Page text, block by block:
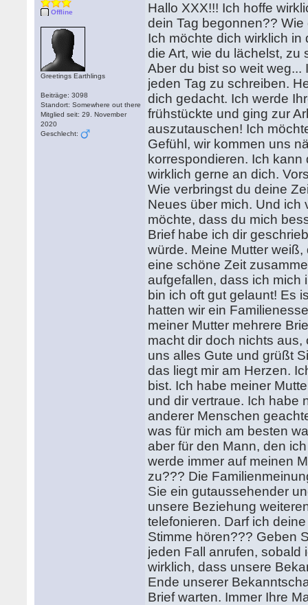
Offline
Greetings Earthlings
Beiträge: 3098
Standort: Somewhere out there
Mitglied seit: 29. November
2020
Geschlecht:
Hallo XXX!!! Ich hoffe
dein Tag begonnen??
Ich möchte dich wirklich
die Art, wie du lächelst,
Aber du bist so weit weg...
jeden Tag zu schreiben.
dich gedacht. Ich werde
frühstückte und ging zur
auszutauschen! Ich
Gefühl, wir kommen uns
korrespondieren. Ich
wirklich gerne an dich.
Wie verbringst du deine
Neues über mich. Und ich
möchte, dass du mich
Brief habe ich dir
würde. Meine Mutter
eine schöne Zeit
aufgefallen, dass ich mich
bin ich oft gut gelaunt! Es
hatten wir ein
meiner Mutter mehrere
macht dir doch nichts
uns alles Gute und grüßt
das liegt mir am Herzen.
bist. Ich habe meiner
und dir vertraue. Ich habe
anderer Menschen
was für mich am besten
aber für den Mann, den
werde immer auf meinen
zu??? Die
Sie ein gutaussehender
unsere Beziehung
telefonieren. Darf ich
Stimme hören??? Geben
jeden Fall anrufen, sobald
wirklich, dass unsere
Ende unserer
Brief warten. Immer Ihre